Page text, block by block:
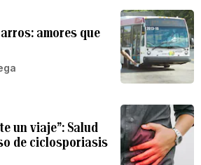
amores que
un viaje”: Salud
de ciclosporiasis